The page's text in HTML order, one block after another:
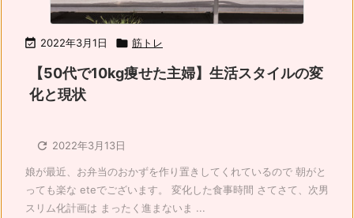
 2022年3月1日  筋トレ
【50代で10kg痩せた主婦】生活スタイルの変
化と現状
 2022年3月13日
娘が最近、お弁当のおかずを作り置きしてくれているので 朝がと
っても楽な eteでございます。 変化した食事時間 さてさて、次男
スリム化計画は まったく進まないま ...